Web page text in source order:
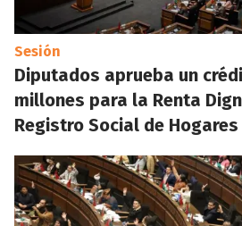
Sesión
Diputados aprueba un
millones para la Renta
Registro Social de Hogares